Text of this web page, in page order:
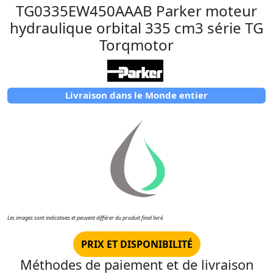
TG0335EW450AAAB Parker moteur
hydraulique orbital 335 cm3 série TG
Torqmotor
Livraison dans le Monde entier
Les images sont indicatives et peuvent différer du produit final livré.
PRIX ET DISPONIBILITÉ
Méthodes de paiement et de livraison